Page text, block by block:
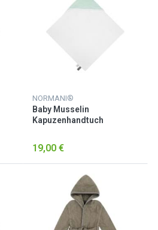
NORMANI®
Baby Musselin
Kapuzenhandtuch
19,00 €